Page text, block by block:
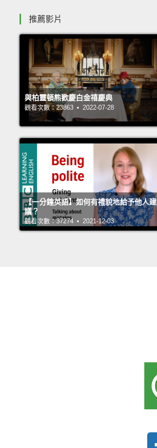
推薦影片
與柏靈頓熊歡慶白金禧慶典
觀看次數：23863 • 2022-07-28
【一分鐘英語】如何有禮貌地給予他人建
議？
觀看次數：37274 • 2021-12-03